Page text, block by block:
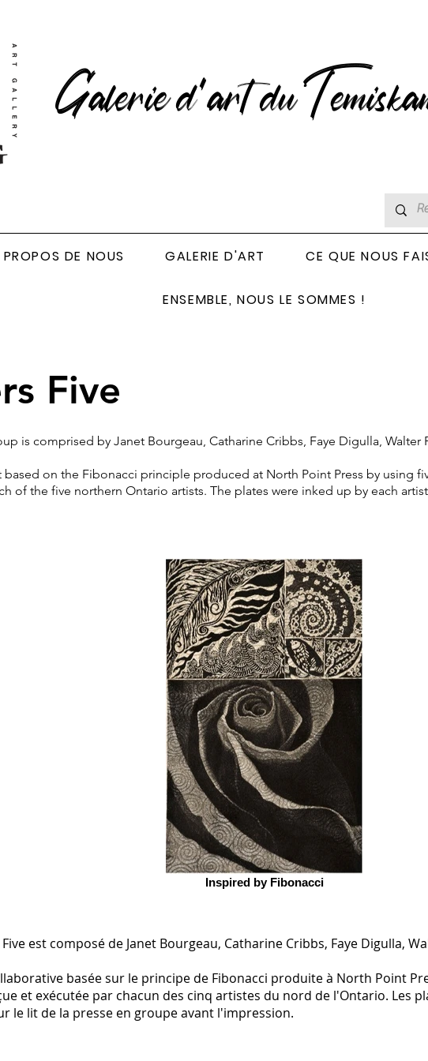
Galerie d’art du
DE NOUS GALERIE D'ART CE QUE NOUS
ENSEMBLE, NOUS LE SOMMES !
Five
is comprised by Janet Bourgeau, Catharine Cribbs, Faye Digulla, Walter
on the Fibonacci principle produced at North Point Press by using
of the five northern Ontario artists. The plates were inked up by each
Inspired by Fibonacci
est composé de Janet Bourgeau, Catharine Cribbs, Faye Digulla,
basée sur le principe de Fibonacci produite à North Point
et exécutée par chacun des cinq artistes du nord de l'Ontario. Les
le lit de la presse en groupe avant l'impression.